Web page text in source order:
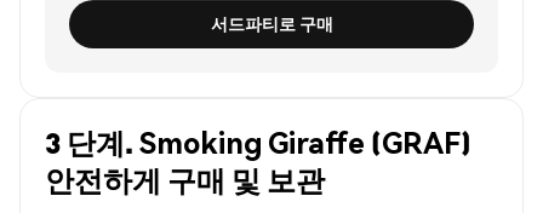
서드파티로 구매
3 단계. Smoking Giraffe (GRAF)
안전하게 구매 및 보관